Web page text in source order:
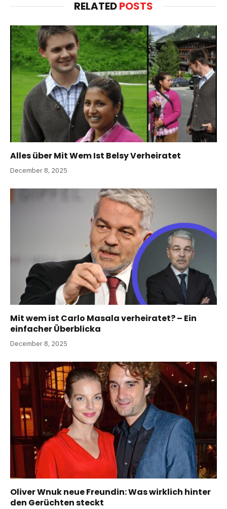
RELATEDPOSTS
Alles über Mit Wem Ist Belsy Verheiratet
December 8, 2025
Mit wem ist Carlo Masala verheiratet? – Ein
einfacher Überblicka
December 8, 2025
Oliver Wnuk neue Freundin: Was wirklich hinter
den Gerüchten steckt